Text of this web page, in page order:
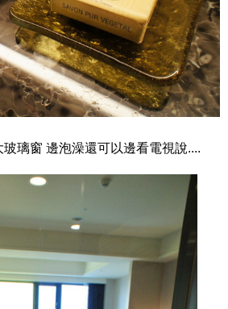
璃窗 邊泡澡還可以邊看電視說....